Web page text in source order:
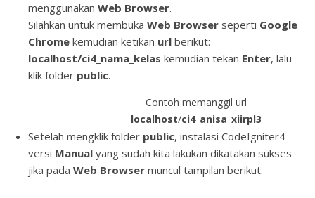
menggunakan Web Browser.
Silahkan untuk membuka Web Browser seperti Google
Chrome kemudian ketikan url berikut:
localhost/ci4_nama_kelas kemudian tekan Enter, lalu
klik folder public.
Contoh memanggil url
localhost/ci4_anisa_xiirpl3
Setelah mengklik folder public, instalasi CodeIgniter4
versi Manual yang sudah kita lakukan dikatakan sukses
jika pada Web Browser muncul tampilan berikut: